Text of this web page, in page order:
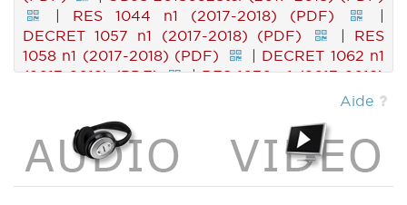
| RES 1044 n1 (2017-2018) (PDF)
|
DECRET 1057 n1 (2017-2018) (PDF)
| RES
1058 n1 (2017-2018) (PDF)
| DECRET 1062 n1
(2017-2018) (PDF)
|RES 1070 n1 (2017-2018)
DECRET 1047 n1 (2017-2018) (PDF)
DECRET 1047 n3 (2017-2018) (PDF)
|
DECRET 1047 n4 (2017-2018) (PDF)
|
DECRET 1047 n5 (2017-2018) (PDF)
|
Aide